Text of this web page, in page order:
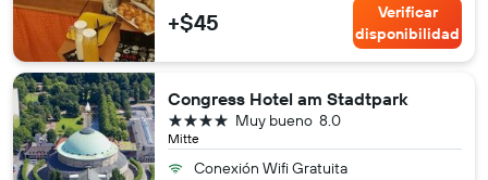
+$45
Verificar
disponibilidad
Congress Hotel am Stadtpark
Mitte
8.0
Muy bueno
4 estrellas
Conexión Wifi Gratuita